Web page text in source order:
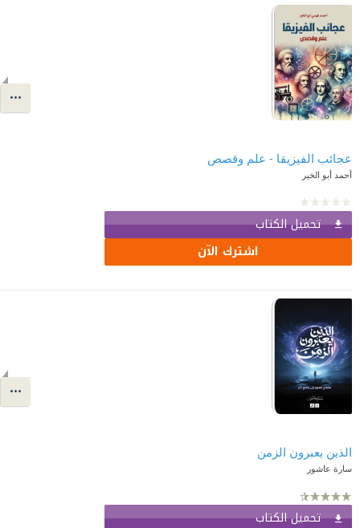
عجائب الفيزيقا - علم وقصص
أحمد أبو الخير
تحميل الكتاب
اشترك الآن
الذين يعبرون الزمن
سارة عاشور
تحميل الكتاب